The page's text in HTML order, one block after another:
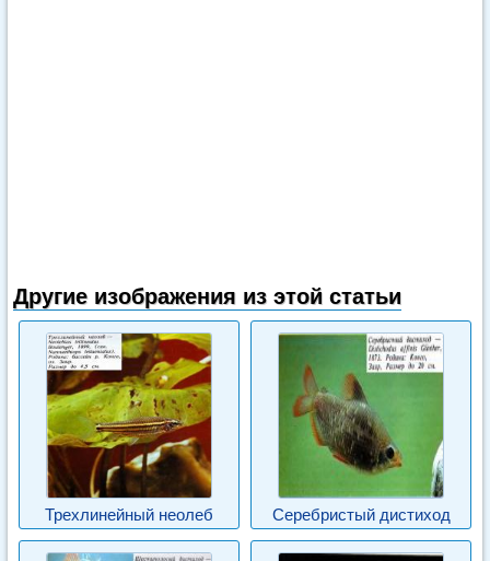
Другие изображения из этой статьи
Трехлинейный неолеб Серебристый дистиход